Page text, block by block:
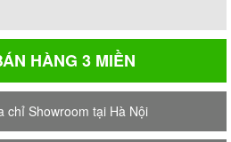
HÀNG 3 MIỀN
chỉ Showroom tại Hà Nội